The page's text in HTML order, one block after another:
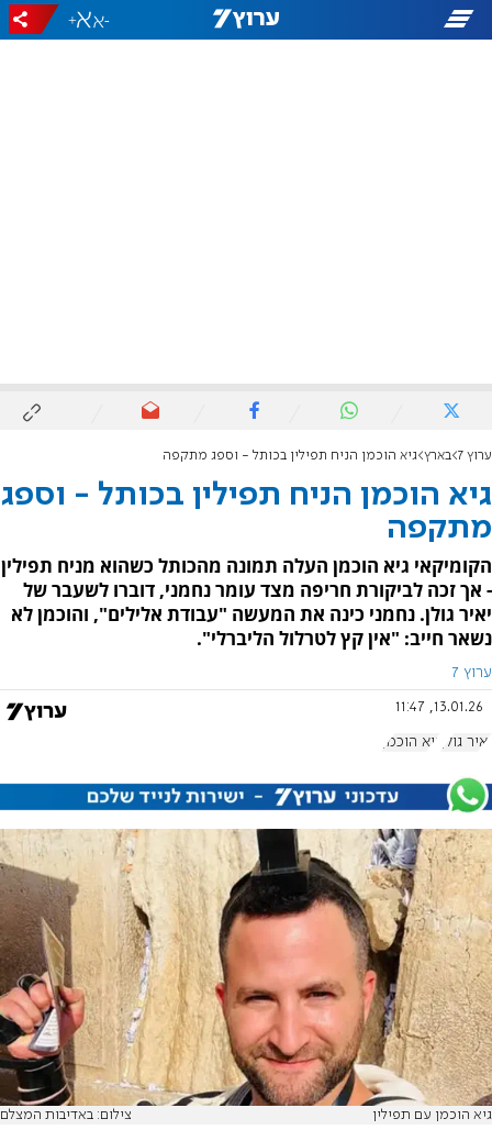
-
+
ערוץ 7 בארץ גיא הוכמן הניח תפילין בכותל - וספג מתקפה
גיא הוכמן הניח תפילין בכותל - וספג
מתקפה
הקומיקאי גיא הוכמן העלה תמונה מהכותל כשהוא מניח תפילין
- אך זכה לביקורת חריפה מצד עומר נחמני, דוברו לשעבר של
יאיר גולן. נחמני כינה את המעשה "עבודת אלילים", והוכמן לא
נשאר חייב: "אין קץ לטרלול הליברלי".
ערוץ 7
13.01.26, 11:47
יאיר גולן גיא הוכמן
גיא הוכמן עם תפילין צילום: באדיבות המצלם